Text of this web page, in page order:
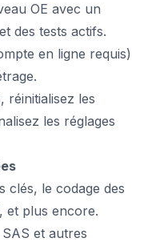
OE avec un
des tests actifs.
en ligne requis)
réinitialisez les
les réglages
clés, le codage des
et plus encore.
et autres